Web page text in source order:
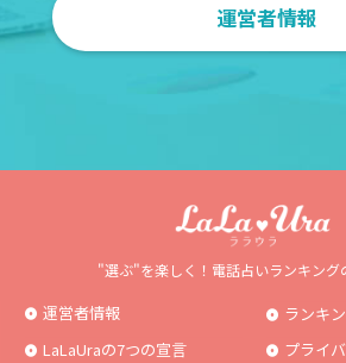
運営者情報
"選ぶ"を楽しく！電話占いランキング
運営者情報
ランキ
LaLaUraの7つの宣言
プライ